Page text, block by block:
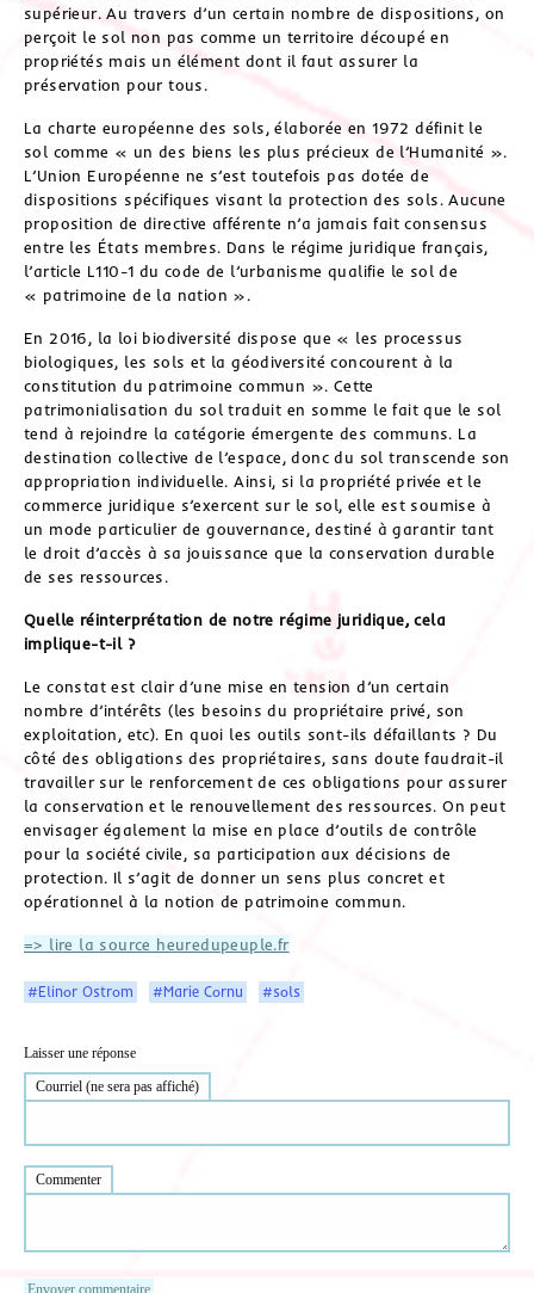
supérieur. Au travers d’un certain nombre de dispositions, on
perçoit le sol non pas comme un territoire découpé en
propriétés mais un élément dont il faut assurer la
préservation pour tous.
La charte européenne des sols, élaborée en 1972 définit le
sol comme « un des biens les plus précieux de l’Humanité ».
L’Union Européenne ne s’est toutefois pas dotée de
dispositions spécifiques visant la protection des sols. Aucune
proposition de directive afférente n’a jamais fait consensus
entre les États membres. Dans le régime juridique français,
l’article L110-1 du code de l’urbanisme qualifie le sol de
« patrimoine de la nation ».
En 2016, la loi biodiversité dispose que « les processus
biologiques, les sols et la géodiversité concourent à la
constitution du patrimoine commun ». Cette
patrimonialisation du sol traduit en somme le fait que le sol
tend à rejoindre la catégorie émergente des communs. La
destination collective de l’espace, donc du sol transcende son
appropriation individuelle. Ainsi, si la propriété privée et le
commerce juridique s’exercent sur le sol, elle est soumise à
un mode particulier de gouvernance, destiné à garantir tant
le droit d’accès à sa jouissance que la conservation durable
de ses ressources.
Quelle réinterprétation de notre régime juridique, cela
implique-t-il ?
Le constat est clair d’une mise en tension d’un certain
nombre d’intérêts (les besoins du propriétaire privé, son
exploitation, etc). En quoi les outils sont-ils défaillants ? Du
côté des obligations des propriétaires, sans doute faudrait-il
travailler sur le renforcement de ces obligations pour assurer
la conservation et le renouvellement des ressources. On peut
envisager également la mise en place d’outils de contrôle
pour la société civile, sa participation aux décisions de
protection. Il s’agit de donner un sens plus concret et
opérationnel à la notion de patrimoine commun.
=> lire la source heuredupeuple.fr
#Elinor Ostrom #Marie Cornu #sols
Laisser une réponse
Courriel (ne sera pas affiché)
Commenter